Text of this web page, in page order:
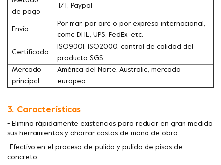
de pago
T/T, Paypal
Envío
Por mar, por aire o por expreso internacional,
como DHL, UPS, FedEx, etc.
Certificado
ISO9001, ISO2000, control de calidad del
producto SGS
Mercado
principal
América del Norte, Australia, mercado
europeo
3. Características
- Elimina rápidamente existencias para reducir en gran medida
sus herramientas y ahorrar costos de mano de obra.
-Efectivo en el proceso de pulido y pulido de pisos de
concreto.